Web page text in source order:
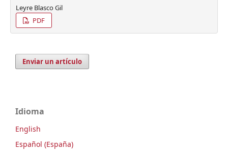
Leyre Blasco Gil
PDF
Enviar un artículo
Idioma
English
Español (España)